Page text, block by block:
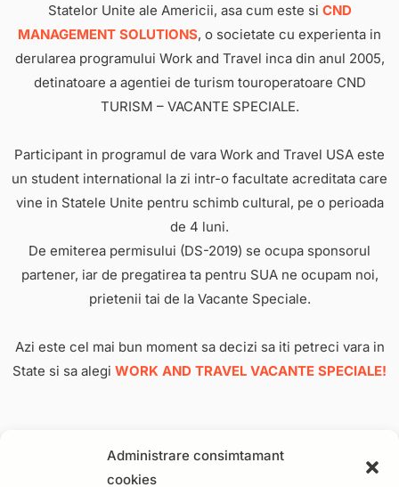
Administrare consimtamant
cookies
Statelor Unite ale Americii, asa cum este si CND
MANAGEMENT SOLUTIONS, o societate cu experienta in
derularea programului Work and Travel inca din anul 2005,
detinatoare a agentiei de turism touroperatoare CND
TURISM – VACANTE SPECIALE.
Participant in programul de vara Work and Travel USA este
un student international la zi intr-o facultate acreditata care
vine in Statele Unite pentru schimb cultural, pe o perioada
de 4 luni.
De emiterea permisului (DS-2019) se ocupa sponsorul
partener, iar de pregatirea ta pentru SUA ne ocupam noi,
prietenii tai de la Vacante Speciale.
Azi este cel mai bun moment sa decizi sa iti petreci vara in
State si sa alegi WORK AND TRAVEL VACANTE SPECIALE!